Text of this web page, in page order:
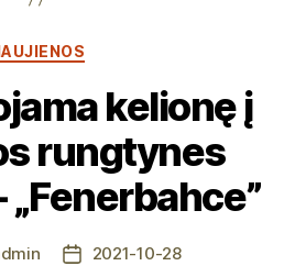
Kategorijos
kelionę į
rungtynes
„Fenerbahce”
Įrašo2021-10-28